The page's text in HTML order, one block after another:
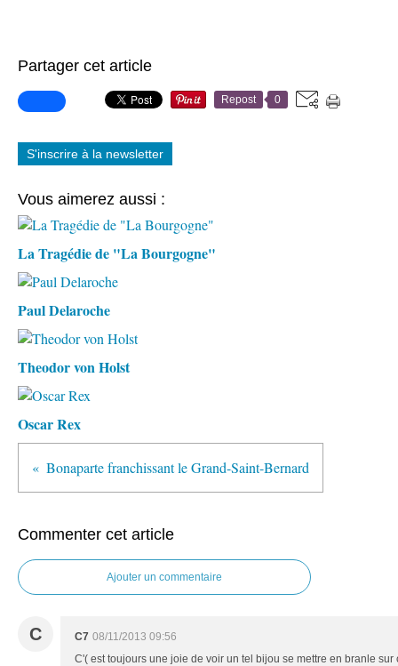
Partager cet article
Repost 0
S'inscrire à la newsletter
Vous aimerez aussi :
La Tragédie de "La Bourgogne"
Paul Delaroche
Theodor von Holst
Oscar Rex
Bonaparte franchissant le Grand-Saint-Bernard
Commenter cet article
Ajouter un commentaire
C C7 08/11/2013 09:56
C'( est toujours une joie de voir un tel bijou se mettre en branle